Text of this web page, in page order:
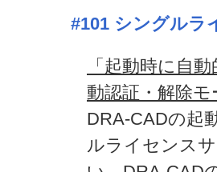
#101 シングルラ
「起動時に自
動認証・解除モ
DRA-CADの起
ルライセンス